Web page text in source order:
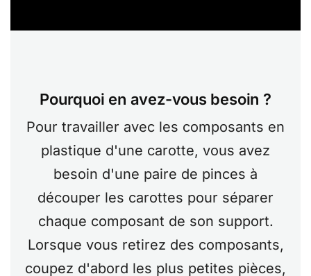
Pourquoi en avez-vous besoin ?
Pour travailler avec les composants en
plastique d'une carotte, vous avez
besoin d'une paire de pinces à
découper les carottes pour séparer
chaque composant de son support.
Lorsque vous retirez des composants,
coupez d'abord les plus petites pièces,